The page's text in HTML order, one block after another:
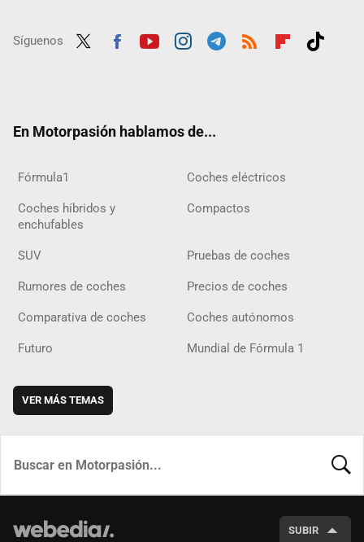
Síguenos
En Motorpasión hablamos de...
Fórmula1 Coches eléctricos
Coches híbridos y
enchufables
Compactos
SUV Pruebas de coches
Rumores de coches Precios de coches
Comparativa de coches Coches autónomos
Futuro Mundial de Fórmula 1
VER MÁS TEMAS
SUBIR